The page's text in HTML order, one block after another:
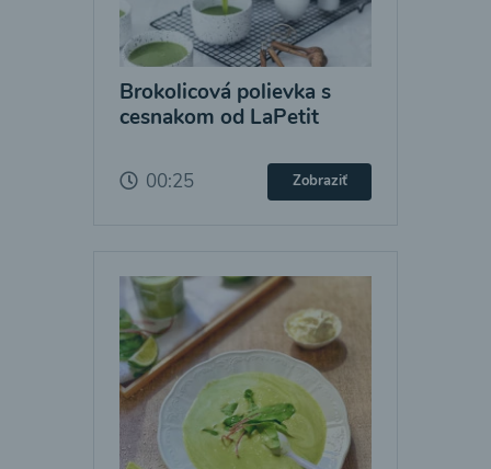
Brokolicová polievka s
cesnakom od LaPetit
00:25 Zobraziť